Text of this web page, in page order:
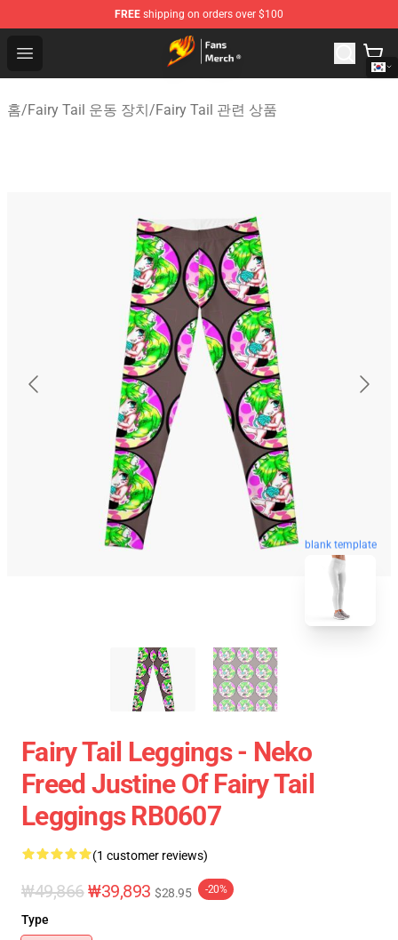
FREE shipping on orders over $100
Open menu
Fairy Tail Store - Official Fairy Tail Merchandise Shop
홈/Fairy Tail 운동 장치/Fairy Tail 관련 상품
blank template
Fairy Tail Leggings - Neko
Freed Justine Of Fairy Tail
Leggings RB0607
(1 customer reviews)
₩49,866₩39,893 $28.95 -20%
Type